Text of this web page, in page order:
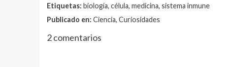
Etiquetas: biología, célula, medicina, sistema inmune
Publicado en: Ciencia, Curiosidades
2 comentarios